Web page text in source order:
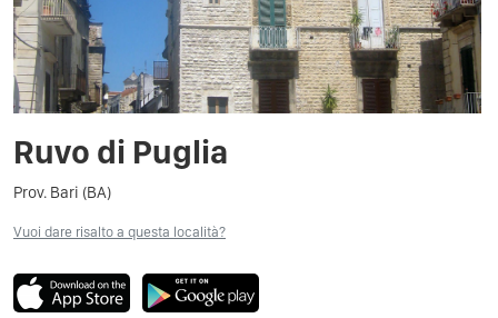
Ruvo di Puglia
Prov. Bari (BA)
Vuoi dare risalto a questa località?